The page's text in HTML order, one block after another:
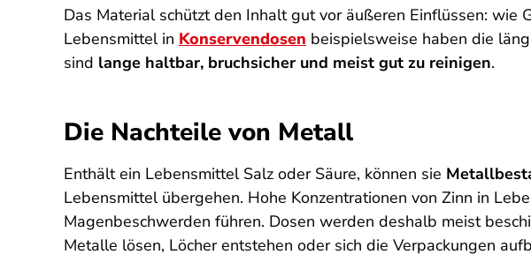
Das Material schützt den Inhalt gut vor äußeren Einflüssen: wie
Lebensmittel in Konservendosen beispielsweise haben die
sind lange haltbar, bruchsicher und meist gut zu reinigen.
Die Nachteile von Metall
Enthält ein Lebensmittel Salz oder Säure, können sie
Lebensmittel übergehen. Hohe Konzentrationen von Zinn in
Magenbeschwerden führen. Dosen werden deshalb meist
Metalle lösen, Löcher entstehen oder sich die Verpackungen